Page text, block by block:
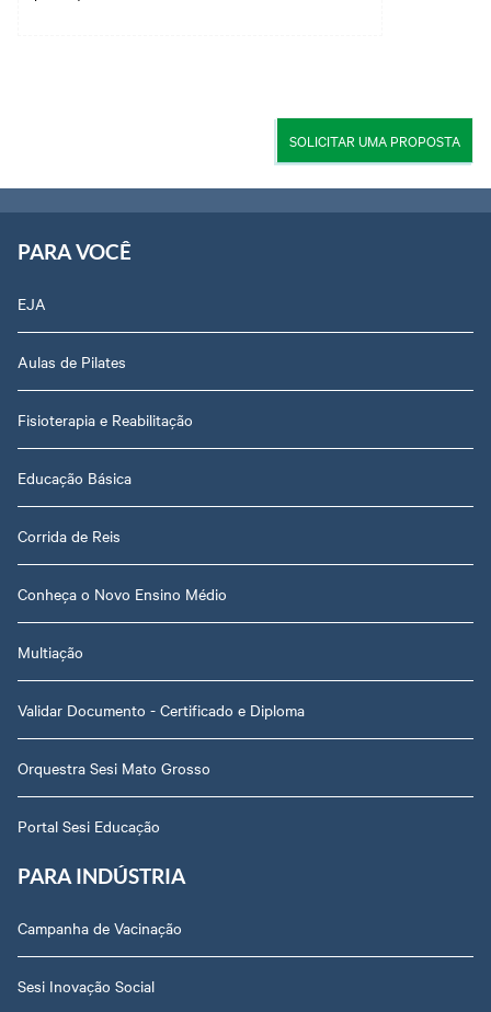
SOLICITAR UMA PROPOSTA
PARA VOCÊ
EJA
Aulas de Pilates
Fisioterapia e Reabilitação
Educação Básica
Corrida de Reis
Conheça o Novo Ensino Médio
Multiação
Validar Documento - Certificado e Diploma
Orquestra Sesi Mato Grosso
Portal Sesi Educação
PARA INDÚSTRIA
Campanha de Vacinação
Sesi Inovação Social